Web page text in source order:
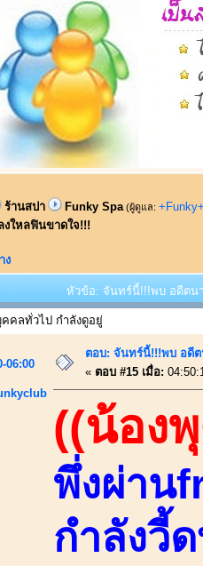
ร้านสปา Funky Spa (ผู้ดูแล:
ใหลฟินขาดใจ!!!
ง
หัวข้อ: จันทร์นี้!!!พบ อดีตน
คลทั่วไป กำลังดูอยู่
06:00
ตอบ: จันทร์นี้!!!พบ อดีต
« ตอบ #15 เมื่อ:
((น้อง
พึ่งผ่าน
กำลังวี้